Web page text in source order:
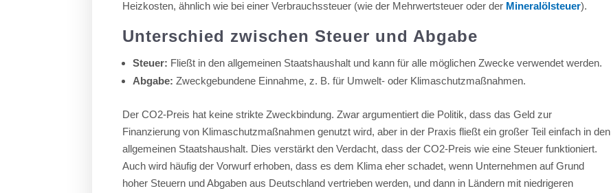
Heizkosten, ähnlich wie bei einer Verbrauchssteuer (wie der Mehrwertsteuer oder der Mineralölsteuer).
Unterschied zwischen Steuer und Abgabe
Steuer: Fließt in den allgemeinen Staatshaushalt und kann für alle möglichen Zwecke verwendet werden.
Abgabe: Zweckgebundene Einnahme, z. B. für Umwelt- oder Klimaschutzmaßnahmen.
Der CO2-Preis hat keine strikte Zweckbindung. Zwar argumentiert die Politik, dass das Geld zur
Finanzierung von Klimaschutzmaßnahmen genutzt wird, aber in der Praxis fließt ein großer Teil einfach in den
allgemeinen Staatshaushalt. Dies verstärkt den Verdacht, dass der CO2-Preis wie eine Steuer funktioniert.
Auch wird häufig der Vorwurf erhoben, dass es dem Klima eher schadet, wenn Unternehmen auf Grund
hoher Steuern und Abgaben aus Deutschland vertrieben werden, und dann in Ländern mit niedrigeren